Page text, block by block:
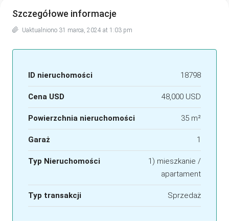
Szczegółowe informacje
Uaktualniono 31 marca, 2024 at 1:03 pm
ID nieruchomości 18798
Cena USD 48,000 USD
Powierzchnia nieruchomości 35 m²
Garaż 1
Typ Nieruchomości
1) mieszkanie /
apartament
Typ transakcji Sprzedaż